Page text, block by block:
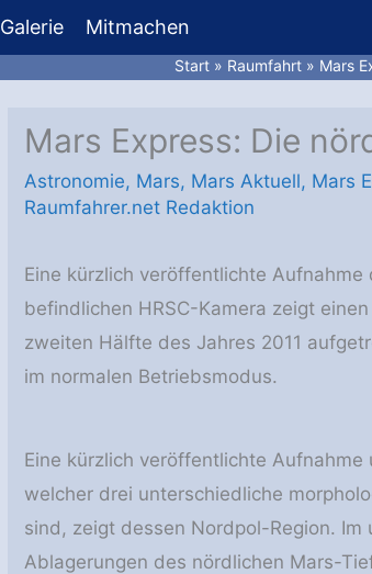
Galerie Mitmachen
Start Raumfahrt Mars
Mars Express: Die
Astronomie, Mars, Mars Aktuell, Mars
Raumfahrer.net Redaktion
Eine kürzlich veröffentlichte
befindlichen HRSC-Kamera zeigt
zweiten Hälfte des Jahres 2011
im normalen Betriebsmodus.
Eine kürzlich veröffentlichte
welcher drei unterschiedliche
sind, zeigt dessen Nordpol-Region. Im
Ablagerungen des nördlichen Mars-